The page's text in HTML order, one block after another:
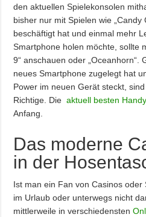
den aktuellen Spielekonsolen
bisher nur mit Spielen wie „Candy
beschäftigt hat und einmal mehr
Smartphone holen möchte, sollte
9“ anschauen oder „Oceanhorn“.
neues Smartphone zugelegt hat
Power im neuen Gerät steckt,
Richtige. Dieaktuell besten
Anfang.
Das moderne
in der
Ist man ein Fan von Casinos
im Urlaub oder unterwegs nicht
mittlerweile in verschiedensten